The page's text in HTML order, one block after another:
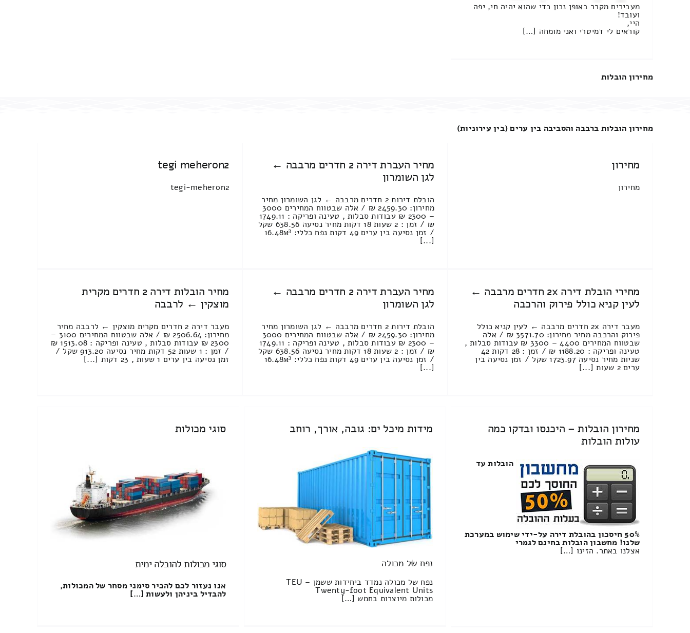
מעבירים מקרר באופן נכון כדי שהוא יהיה חי, יפה
ועובד!
היי,
קוראים לי דמיטרי ואני מומחה […]
מחירון הובלות
מחירון הובלות ברבבה והסביבה בין ערים (בין עירוניות)
מחירון
מחירון
מחיר העברת דירה 2 חדרים מרבבה ←
לגן השומרון
הובלת דירות 2 חדרים מרבבה ← לגן השומרון מחיר
מחירון: 2459.30 ₪ / אלה שבטווח המחירים 3000
– 2300 ₪ עבודות סבלות , טעינה ופריקה : 1749.11
₪ / זמן : 2 שעות 18 דקות מחיר נסיעה 638.56 שקל
/ זמן נסיעה בין ערים 49 דקות נפח כללי: 16.48м³
[...]
tegi meheron2
tegi-meheron2
מחירי הובלת דירה 2x חדרים מרבבה ←
לעין קניא כולל פירוק והרכבה
מעבר דירה 2x חדרים מרבבה ← לעין קניא כולל
פירוק והרכבה מחיר מחירון: 3571.70 ₪ / אלה
שבטווח המחירים 4400 – 3300 ₪ עבודות סבלות ,
טעינה ופריקה : 1188.20 ₪ / זמן : 28 דקות 42
שניות מחיר נסיעה 1723.97 שקל / זמן נסיעה בין
ערים 2 שעות [...]
מחיר העברת דירה 2 חדרים מרבבה ←
לגן השומרון
הובלת דירות 2 חדרים מרבבה ← לגן השומרון מחיר
מחירון: 2459.30 ₪ / אלה שבטווח המחירים 3000
– 2300 ₪ עבודות סבלות , טעינה ופריקה : 1749.11
₪ / זמן : 2 שעות 18 דקות מחיר נסיעה 638.56 שקל
/ זמן נסיעה בין ערים 49 דקות נפח כללי: 16.48м³
[...]
מחיר הובלות דירה 2 חדרים מקרית
מוצקין ← לרבבה
מעבר דירה 2 חדרים מקרית מוצקין ← לרבבה מחיר
מחירון: 2506.64 ₪ / אלה שבטווח המחירים 3100 –
2300 ₪ עבודות סבלות , טעינה ופריקה : 1513.08 ₪
/ זמן : 1 שעות 52 דקות מחיר נסיעה 913.20 שקל /
זמן נסיעה בין ערים 1 שעות , 23 דקות [...]
מחירון הובלות – היכנסו ובדקו כמה
עולות הובלות
הובלות עד
50% חיסכון בהובלת דירה על-ידי שימוש במערכת
שלנו! מחשבון הובלות בחינם לגמרי
אצלנו באתר. הזינו […]
מידות מיכל ים: גובה, אורך, רוחב
נפח של מכולה
נפח של מכולה נמדד ביחידות ששמן TEU –
Twenty-foot Equivalent Units
מכולות מיוצרות בחמש […]
סוגי מכולות
סוגי מכולות להובלה ימית
אנו נעזור לכם להכיר סימני מסחר של המכולות,
להבדיל ביניהן ולעשות […]